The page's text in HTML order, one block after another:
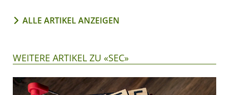
ALLE ARTIKEL ANZEIGEN
WEITERE ARTIKEL ZU «SEC»